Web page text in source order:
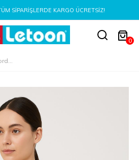
SIPARIŞLERDE KARGO ÜCRETSIZ!
0
Suni Deri Bordo El, Kol Ve Omuz Çantası